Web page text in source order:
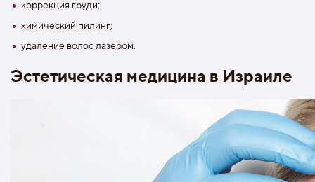
коррекция груди;
химический пилинг;
удаление волос лазером.
Эстетическая медицина в Израиле